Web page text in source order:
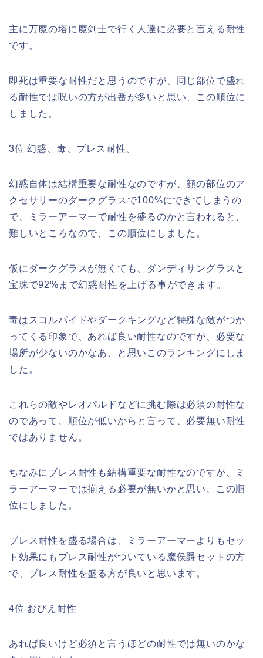
主に万魔の塔に魔剣士で行く人達に必要と言える耐性
です。
即死は重要な耐性だと思うのですが、同じ部位で盛れ
る耐性では呪いの方が出番が多いと思い、この順位に
しました。
3位 幻惑、毒、ブレス耐性、
幻惑自体は結構重要な耐性なのですが、顔の部位のア
クセサリーのダークグラスで100%にできてしまうの
で、ミラーアーマーで耐性を盛るのかと言われると、
難しいところなので、この順位にしました。
仮にダークグラスが無くても、ダンディサングラスと
宝珠で92%まで幻惑耐性を上げる事ができます。
毒はスコルパイドやダークキングなど特殊な敵がつか
ってくる印象で、あれば良い耐性なのですが、必要な
場所が少ないのかなあ、と思いこのランキングにしま
した。
これらの敵やレオパルドなどに挑む際は必須の耐性な
のであって、順位が低いからと言って、必要無い耐性
ではありません。
ちなみにブレス耐性も結構重要な耐性なのですが、ミ
ラーアーマーでは揃える必要が無いかと思い、この順
位にしました。
ブレス耐性を盛る場合は、ミラーアーマーよりもセッ
ト効果にもブレス耐性がついている魔侯爵セットの方
で、ブレス耐性を盛る方が良いと思います。
4位 おびえ耐性
あれば良いけど必須と言うほどの耐性では無いのかな